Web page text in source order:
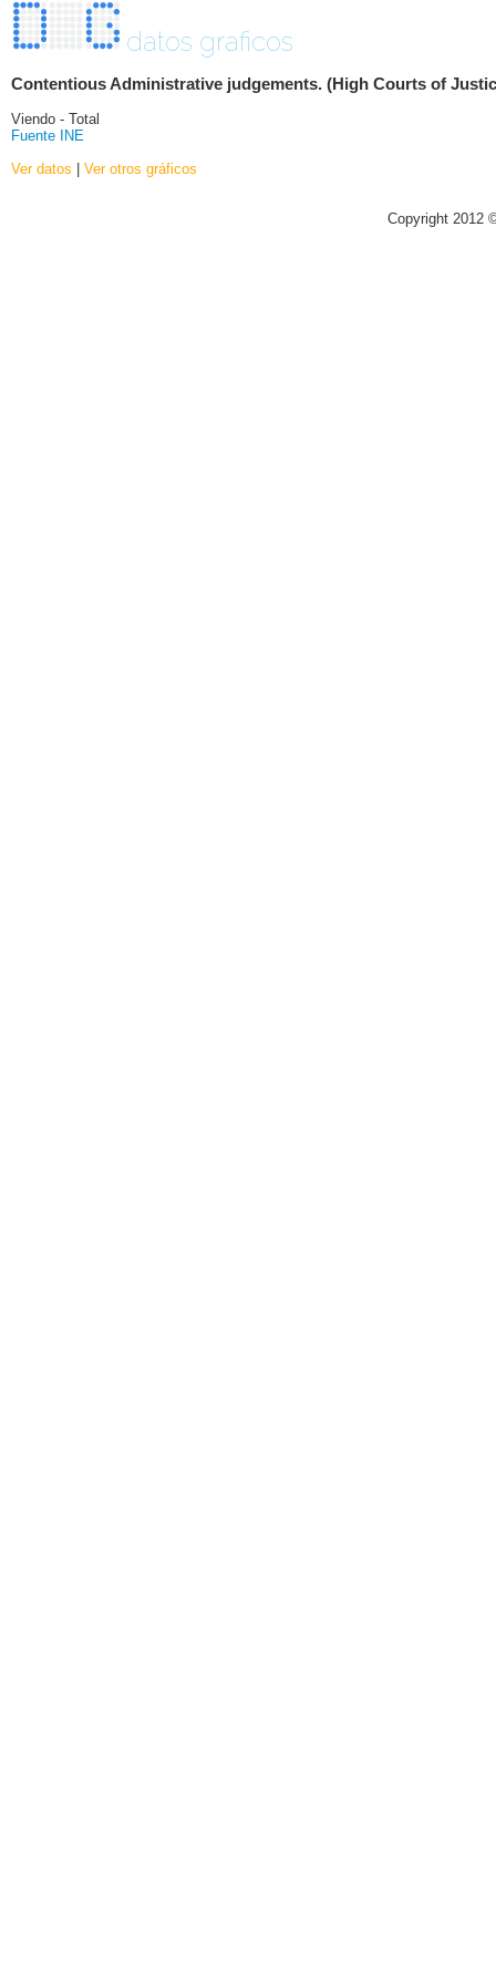
datos graficos
Contentious Administrative judgements. (High Courts of
Viendo - Total
Fuente INE
Ver datos | Ver otros gráficos
Copyright 2012